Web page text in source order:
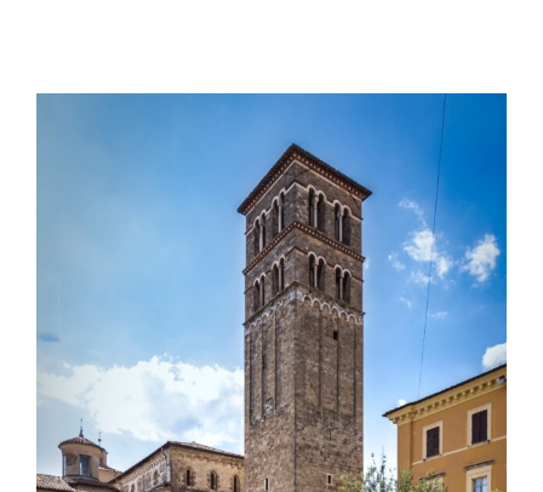
Grand Tour Automotive: settanta
equipaggi tra Rieti e il Terminillo